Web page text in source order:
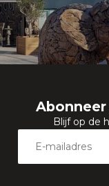
Blijf op de